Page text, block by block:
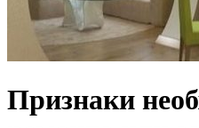
Признаки